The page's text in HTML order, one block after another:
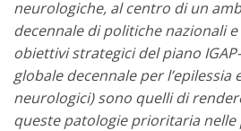
neurologiche, al centro di un
decennale di politiche nazionali
obiettivi strategici del piano
globale decennale per
neurologici) sono quelli di
queste patologie prioritaria nelle